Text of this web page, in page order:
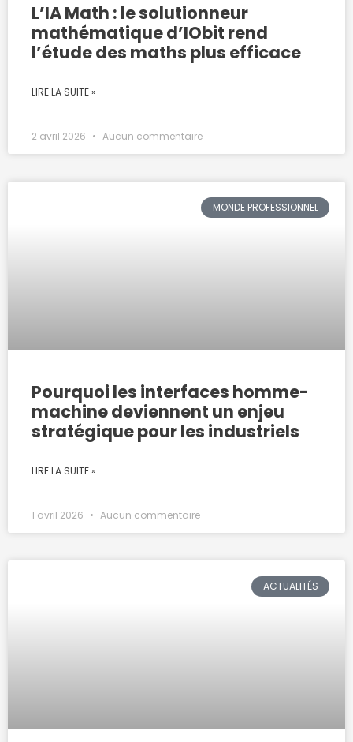
L’IA Math : le solutionneur
mathématique d’IObit rend
l’étude des maths plus efficace
LIRE LA SUITE »
2 avril 2026 Aucun commentaire
MONDE PROFESSIONNEL
Pourquoi les interfaces homme-
machine deviennent un enjeu
stratégique pour les industriels
LIRE LA SUITE »
1 avril 2026 Aucun commentaire
ACTUALITÉS